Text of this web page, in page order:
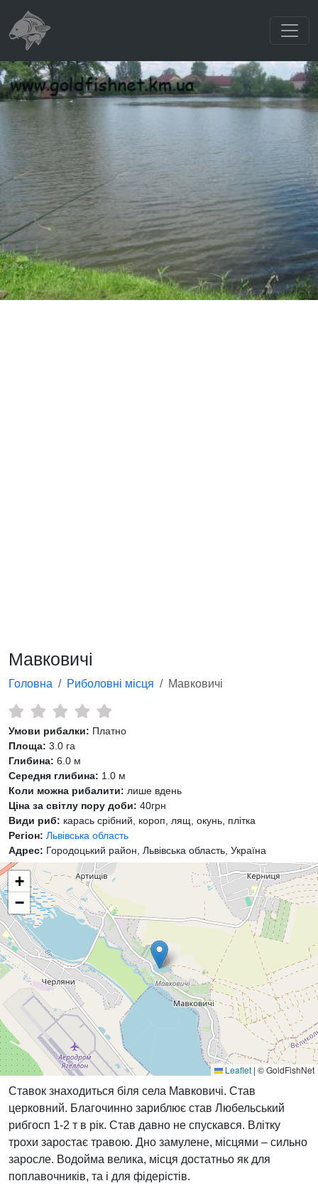
Мавковичі
Головна Риболовні місця Мавковичі
Умови рибалки: Платно
Площа: 3.0 га
Глибина: 6.0 м
Середня глибина: 1.0 м
Коли можна рибалити: лише вдень
Ціна за світлу пору доби: 40грн
Види риб: карась срібний, короп, лящ, окунь, плітка
Регіон: Львівська область
Адрес: Городоцький район, Львівська область, Україна
+
−
Leaflet | © GoldFishNet
Ставок знаходиться біля села Мавковичі. Став
церковний. Благочинно зариблює став Любельський
рибгосп 1-2 т в рік. Став давно не спускався. Влітку
трохи заростає травою. Дно замулене, місцями – сильно
заросле. Водойма велика, місця достатньо як для
поплавочників, та і для фідерістів.